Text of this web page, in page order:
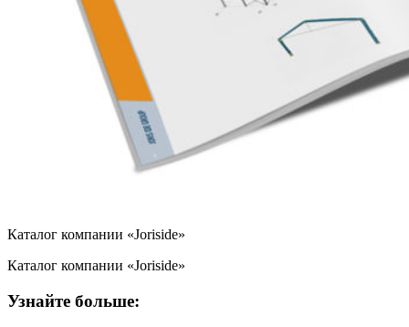
Каталог компании «Joriside»
Каталог компании «Joriside»
Узнайте больше: